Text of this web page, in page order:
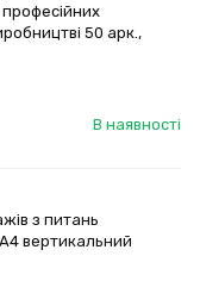
50 арк.,
В наявності
з питань
вертикальний